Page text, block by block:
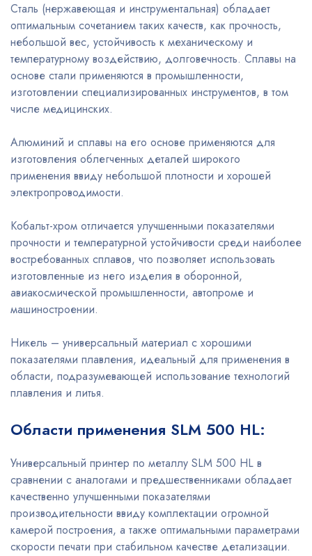
Сталь (нержавеющая и инструментальная) обладает
оптимальным сочетанием таких качеств, как прочность,
небольшой вес, устойчивость к механическому и
температурному воздействию, долговечность. Сплавы на
основе стали применяются в промышленности,
изготовлении специализированных инструментов, в том
числе медицинских.
Алюминий и сплавы на его основе применяются для
изготовления облегченных деталей широкого
применения ввиду небольшой плотности и хорошей
электропроводимости.
Кобальт-хром отличается улучшенными показателями
прочности и температурной устойчивости среди наиболее
востребованных сплавов, что позволяет использовать
изготовленные из него изделия в оборонной,
авиакосмической промышленности, автопроме и
машиностроении.
Никель – универсальный материал с хорошими
показателями плавления, идеальный для применения в
области, подразумевающей использование технологий
плавления и литья.
Области применения SLM 500 HL:
Универсальный принтер по металлу SLM 500 HL в
сравнении с аналогами и предшественниками обладает
качественно улучшенными показателями
производительности ввиду комплектации огромной
камерой построения, а также оптимальными параметрами
скорости печати при стабильном качестве детализации.